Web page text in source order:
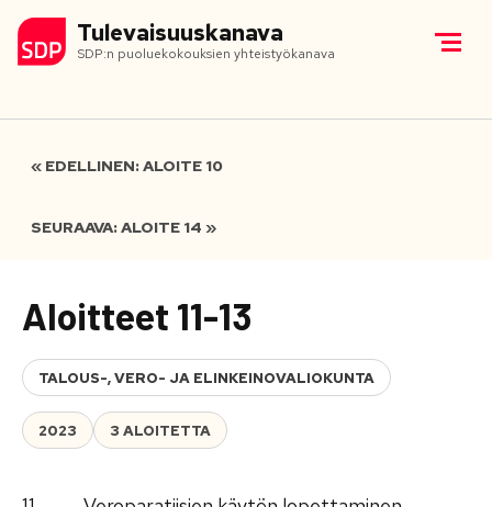
Tulevaisuuskanava
SDP:n puoluekokouksien yhteistyökanava
« EDELLINEN: ALOITE 10
SEURAAVA: ALOITE 14 »
Aloitteet 11-13
TALOUS-, VERO- JA ELINKEINOVALIOKUNTA
2023 3 ALOITETTA